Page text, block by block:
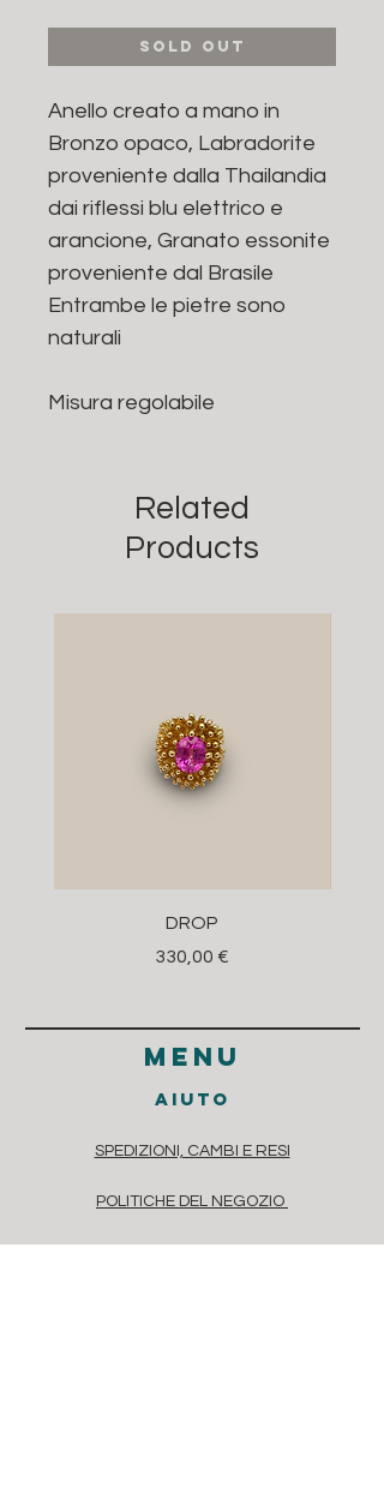
sold out
Anello creato a mano in
Bronzo opaco, Labradorite
proveniente dalla Thailandia
dai riflessi blu elettrico e
arancione, Granato essonite
proveniente dal Brasile
Entrambe le pietre sono
naturali
Misura regolabile
Related
Products
DROP
Prezzo
330,00 €
menu
aiuto
SPEDIZIONI, CAMBI E RESI
POLITICHE DEL NEGOZIO